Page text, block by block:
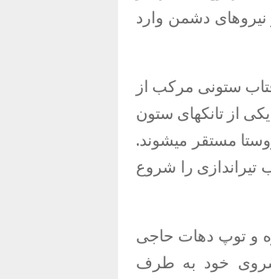
نیروهای دشمن وارد
۶ / ۷ / ۱۳۶۰، قبل از طلوع آفتاب ستونی مرکب از
از تانکهای ستون
مستقر میشوند.
تیراندازی را شروع
و توپ دهات حاجی
خود به طرف